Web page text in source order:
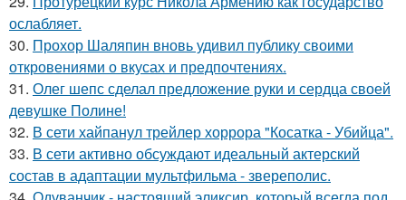
ослабляет.
30. Прохор Шаляпин вновь удивил публику своими
откровениями о вкусах и предпочтениях.
31. Олег шепс сделал предложение руки и сердца своей
девушке Полине!
32. В сети хайпанул трейлер хоррора "Косатка - Убийца".
33. В сети активно обсуждают идеальный актерский
состав в адаптации мультфильма - звереполис.